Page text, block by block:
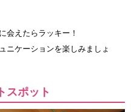
会えたらラッキー！
ニケーションを楽しみましょ
スポット